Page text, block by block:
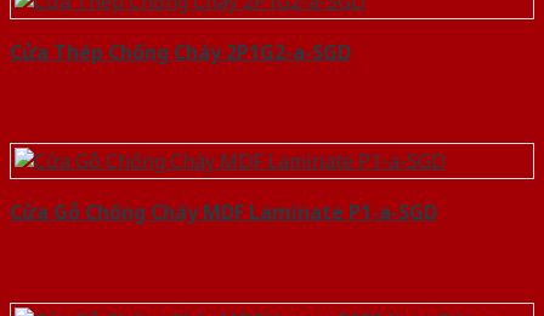
Cửa Thép Chống Cháy 2P1G2-a-SGD
Cửa Gỗ Chống Cháy MDF Laminate P1-a-SGD